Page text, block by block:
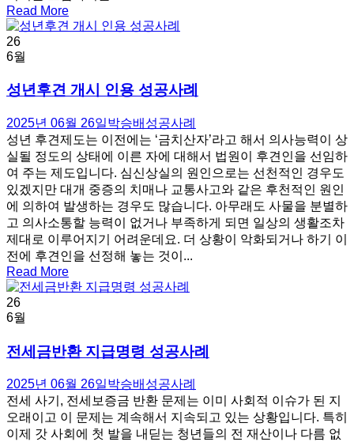
Read More
26
6월
성년후견 개시 인용 성공사례
2025년 06월 26일박승배 성공사례
성년 후견제도는 이전에는 ‘금치산자’라고 해서 의사능력이 상
실될 정도의 상태에 이른 자에 대해서 법원이 후견인을 선임하
여 주는 제도입니다. 심신상실의 원인으로는 선천적인 경우도
있겠지만 대개 중증의 치매나 교통사고와 같은 후천적인 원인
에 의하여 발생하는 경우도 많습니다. 아무래도 사물을 분별하
고 의사소통할 능력이 없거나 부족하게 되면 일상의 생활조차
제대로 이루어지기 어려운데요. 더 상황이 악화되거나 하기 이
전에 후견인을 선정해 놓는 것이...
Read More
26
6월
전세금반환 지급명령 성공사례
2025년 06월 26일박승배 성공사례
전세 사기, 전세보증금 반환 문제는 이미 사회적 이슈가 된 지
오래이고 이 문제는 계속해서 지속되고 있는 상황입니다. 특히
이제 갓 사회에 첫 발을 내딛는 청년들의 전 재산이나 다름 없